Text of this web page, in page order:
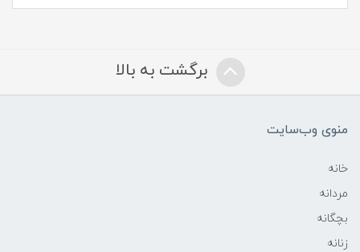
برگشت به بالا
منوی وب‌سایت
خانه
مردانه
بچگانه
زنانه